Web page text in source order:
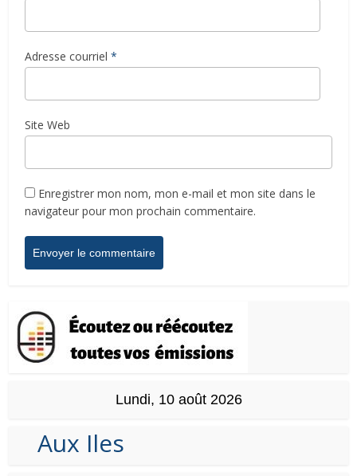
Adresse courriel *
Site Web
Enregistrer mon nom, mon e-mail et mon site dans le
navigateur pour mon prochain commentaire.
Lundi, 10 août 2026
Aux Iles